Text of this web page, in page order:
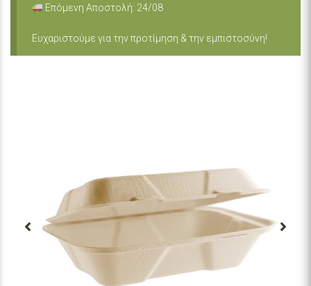
Επόμενη Αποστολή: 24/08
Ευχαριστούμε για την προτίμηση & την εμπιστοσύνη!